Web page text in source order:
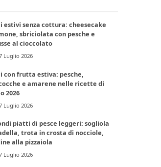
estivi senza cottura: cheesecake
sbriciolata con pesche e
al cioccolato
Luglio 2026
con frutta estiva: pesche,
e amarene nelle ricette di
2026
Luglio 2026
piatti di pesce leggeri: sogliola
trota in crosta di nocciole,
alla pizzaiola
Luglio 2026